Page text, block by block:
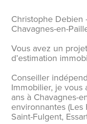
Christophe
Chavagnes-en-
Vous avez un
d’estimation
Conseiller
Immobilier, je
ans à Chavagnes-
environnantes
Saint-Fulgent,